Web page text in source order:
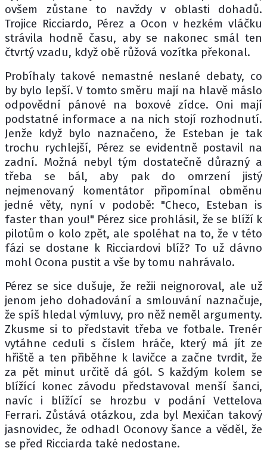
ovšem zůstane to navždy v oblasti dohadů.
Trojice Ricciardo, Pérez a Ocon v hezkém vláčku
strávila hodně času, aby se nakonec smál ten
čtvrtý vzadu, když obě růžová vozítka překonal.
Probíhaly takové nemastné neslané debaty, co
by bylo lepší. V tomto směru mají na hlavě máslo
odpovědní pánové na boxové zídce. Oni mají
podstatné informace a na nich stojí rozhodnutí.
Jenže když bylo naznačeno, že Esteban je tak
trochu rychlejší, Pérez se evidentně postavil na
zadní. Možná nebyl tým dostatečně důrazný a
třeba se bál, aby pak do omrzení jistý
nejmenovaný komentátor připomínal obměnu
jedné věty, nyní v podobě: "Checo, Esteban is
faster than you!" Pérez sice prohlásil, že se blíží k
pilotům o kolo zpět, ale spoléhat na to, že v této
fázi se dostane k Ricciardovi blíž? To už dávno
mohl Ocona pustit a vše by tomu nahrávalo.
Pérez se sice dušuje, že režii neignoroval, ale už
jenom jeho dohadování a smlouvání naznačuje,
že spíš hledal výmluvy, pro něž neměl argumenty.
Zkusme si to představit třeba ve fotbale. Trenér
vytáhne ceduli s číslem hráče, který má jít ze
hřiště a ten přiběhne k lavičce a začne tvrdit, že
za pět minut určitě dá gól. S každým kolem se
blížící konec závodu představoval menší šanci,
navíc i blížící se hrozbu v podání Vettelova
Ferrari. Zůstává otázkou, zda byl Mexičan takový
jasnovidec, že odhadl Oconovy šance a věděl, že
se před Ricciarda také nedostane.